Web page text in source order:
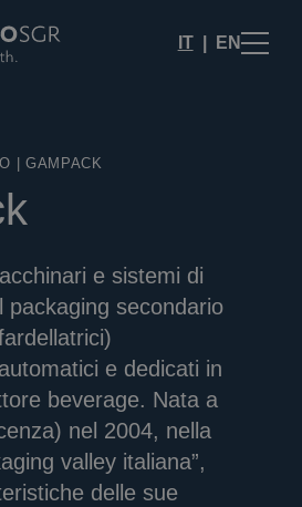
IT EN
|GAMPACK
e sistemi di
packaging secondario
e dedicati in
beverage. Nata a
nel 2004, nella
valley italiana”,
delle sue